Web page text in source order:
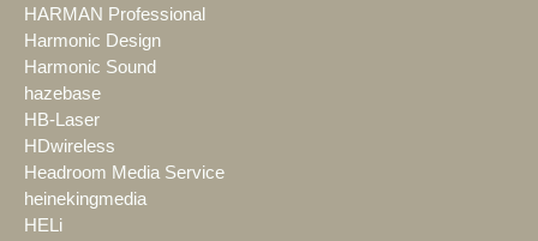
HARMAN Professional
Harmonic Design
Harmonic Sound
hazebase
HB-Laser
HDwireless
Headroom Media Service
heinekingmedia
HELi